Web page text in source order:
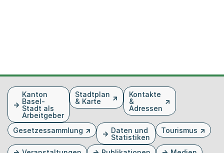
FusszeileKanton
Basel-
Stadt als
Arbeitgeber
Stadtplan
& Karte
Kontakte
&
Adressen
Gesetzessammlung
Daten und
Statistiken
Tourismus